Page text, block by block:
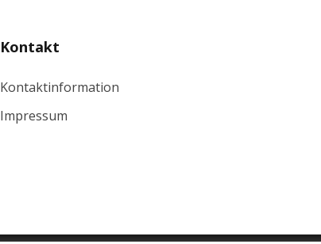
Kontakt
Kontaktinformation
Impressum